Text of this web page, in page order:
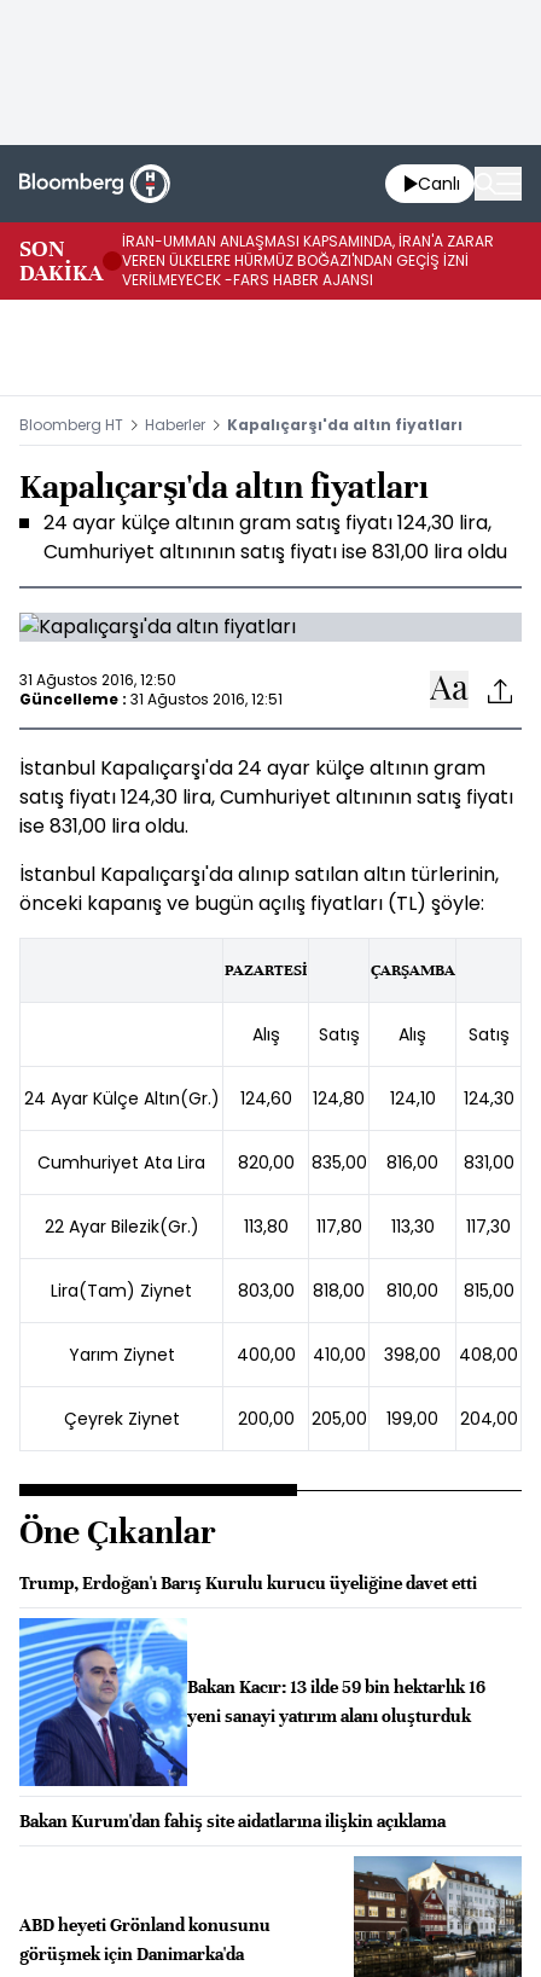
Canlı
SON
DAKİKA
İRAN-UMMAN ANLAŞMASI KAPSAMINDA, İRAN'A ZARAR
VEREN ÜLKELERE HÜRMÜZ BOĞAZI'NDAN GEÇİŞ İZNİ
VERİLMEYECEK -FARS HABER AJANSI
Bloomberg HT Haberler Kapalıçarşı'da altın fiyatları
Kapalıçarşı'da altın fiyatları
24 ayar külçe altının gram satış fiyatı 124,30 lira,
Cumhuriyet altınının satış fiyatı ise 831,00 lira oldu
31 Ağustos 2016, 12:50
Güncelleme : 31 Ağustos 2016, 12:51
İstanbul Kapalıçarşı'da 24 ayar külçe altının gram
satış fiyatı 124,30 lira, Cumhuriyet altınının satış fiyatı
ise 831,00 lira oldu.
İstanbul Kapalıçarşı'da alınıp satılan altın türlerinin,
önceki kapanış ve bugün açılış fiyatları (TL) şöyle:
PAZARTESİ ÇARŞAMBA
Alış Satış Alış Satış
24 Ayar Külçe Altın(Gr.) 124,60 124,80 124,10 124,30
Cumhuriyet Ata Lira 820,00 835,00 816,00 831,00
22 Ayar Bilezik(Gr.) 113,80 117,80 113,30 117,30
Lira(Tam) Ziynet 803,00 818,00 810,00 815,00
Yarım Ziynet 400,00 410,00 398,00 408,00
Çeyrek Ziynet 200,00 205,00 199,00 204,00
Öne Çıkanlar
Trump, Erdoğan'ı Barış Kurulu kurucu üyeliğine davet etti
Bakan Kacır: 13 ilde 59 bin hektarlık 16
yeni sanayi yatırım alanı oluşturduk
Bakan Kurum'dan fahiş site aidatlarına ilişkin açıklama
ABD heyeti Grönland konusunu
görüşmek için Danimarka'da